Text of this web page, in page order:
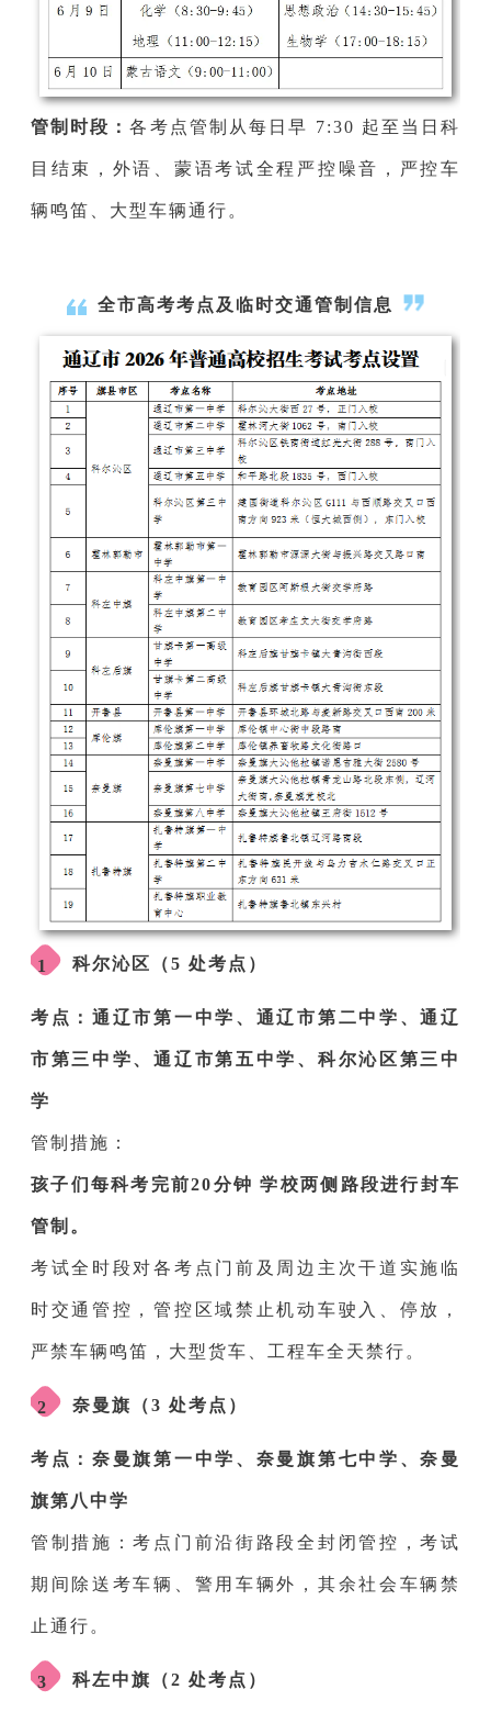
管制时段：各考点管制从每日早 7:30 起至当日科
目结束，外语、蒙语考试全程严控噪音，严控车
辆鸣笛、大型车辆通行。
全市高考考点及临时交通管制信息
1 科尔沁区（5 处考点）
考点：通辽市第一中学、通辽市第二中学、通辽
市第三中学、通辽市第五中学、科尔沁区第三中
学
管制措施：
孩子们每科考完前20分钟 学校两侧路段进行封车
管制。
考试全时段对各考点门前及周边主次干道实施临
时交通管控，管控区域禁止机动车驶入、停放，
严禁车辆鸣笛，大型货车、工程车全天禁行。
2 奈曼旗（3 处考点）
考点：奈曼旗第一中学、奈曼旗第七中学、奈曼
旗第八中学
管制措施：考点门前沿街路段全封闭管控，考试
期间除送考车辆、警用车辆外，其余社会车辆禁
止通行。
3 科左中旗（2 处考点）